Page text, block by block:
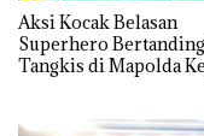
Aksi Kocak Belasan
Superhero
Tangkis di Mapolda